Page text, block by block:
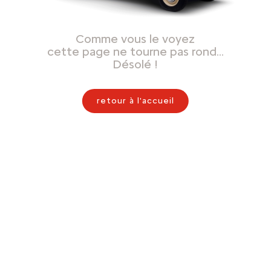
Comme vous le voyez
cette page ne tourne pas rond…
Désolé !
retour à l'accueil